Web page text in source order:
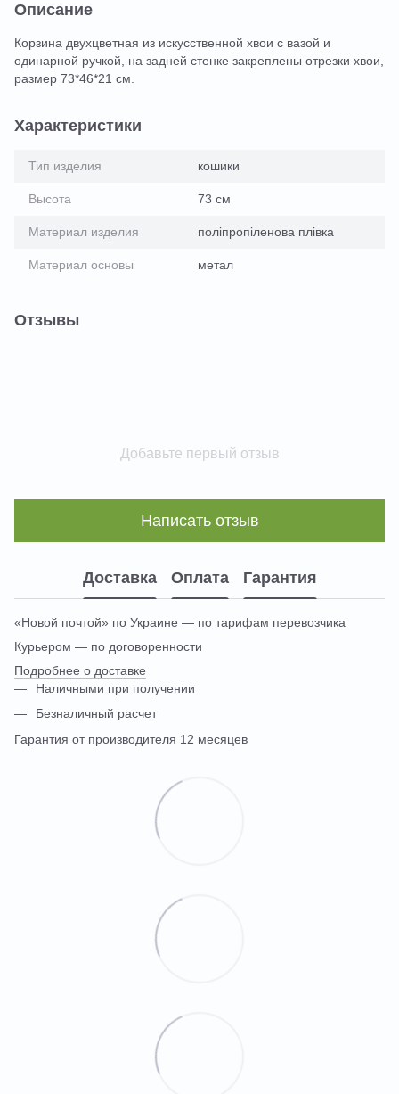
Описание
Корзина двухцветная из искусственной хвои с вазой и
одинарной ручкой, на задней стенке закреплены отрезки хвои,
размер 73*46*21 см.
Характеристики
Тип изделия кошики
Высота 73 см
Материал изделия поліпропіленова плівка
Материал основы метал
Отзывы
Добавьте первый отзыв
Написать отзыв
Доставка Оплата Гарантия
«Новой почтой» по Украине — по тарифам перевозчика
Курьером — по договоренности
Подробнее о доставке
Наличными при получении
Безналичный расчет
Гарантия от производителя 12 месяцев